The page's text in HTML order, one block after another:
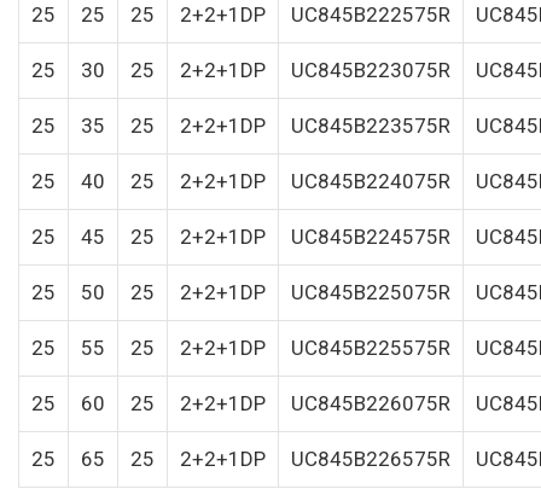
25 25 25 2+2+1DP UC845B222575R
25 30 25 2+2+1DP UC845B223075R
25 35 25 2+2+1DP UC845B223575R
25 40 25 2+2+1DP UC845B224075R
25 45 25 2+2+1DP UC845B224575R
25 50 25 2+2+1DP UC845B225075R
25 55 25 2+2+1DP UC845B225575R
25 60 25 2+2+1DP UC845B226075R
25 65 25 2+2+1DP UC845B226575R